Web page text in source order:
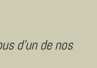
d'un de nos